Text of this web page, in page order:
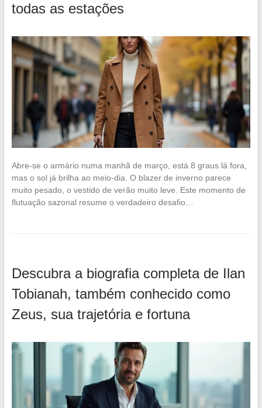
todas as estações
Abre-se o armário numa manhã de março, está 8 graus lá fora,
mas o sol já brilha ao meio-dia. O blazer de inverno parece
muito pesado, o vestido de verão muito leve. Este momento de
flutuação sazonal resume o verdadeiro desafio…
Descubra a biografia completa de Ilan
Tobianah, também conhecido como
Zeus, sua trajetória e fortuna